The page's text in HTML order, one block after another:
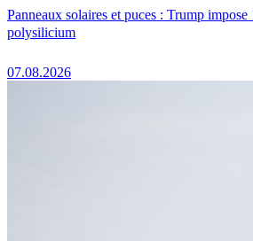
Panneaux solaires et puces : Trump impose
polysilicium
07.08.2026